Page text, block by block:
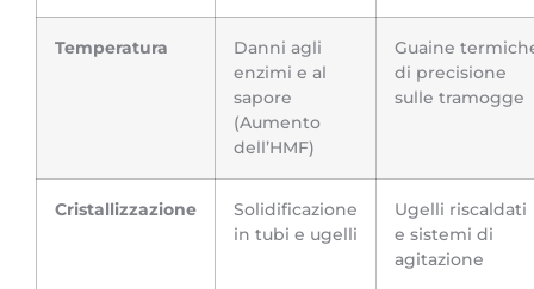
Temperatura
Danni agli
enzimi e al
sapore
(Aumento
dell’HMF)
Guaine
di precisione
sulle tramogge
Cristallizzazione
Solidificazione
in tubi e ugelli
Ugelli riscaldati
e sistemi di
agitazione